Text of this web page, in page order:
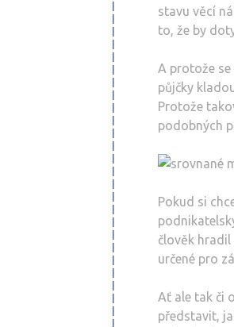
stavu věcí
to, že by
A protože se
půjčky
Protože
podobných
Pokud si
člověk
určené pro
Ať ale tak či
představit,